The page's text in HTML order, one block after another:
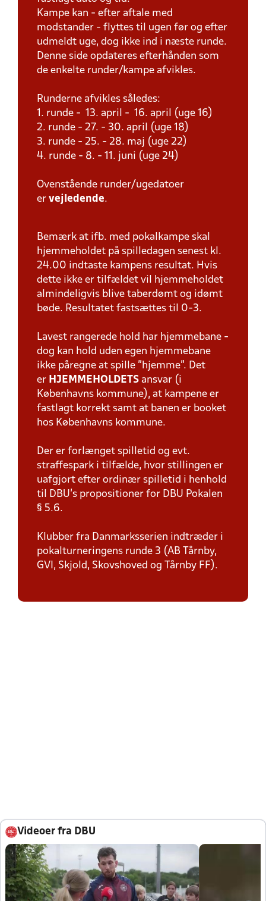
Kampe kan - efter aftale med
modstander - flyttes til ugen før og efter
udmeldt uge, dog ikke ind i næste runde.
Denne side opdateres efterhånden som
de enkelte runder/kampe afvikles.
Runderne afvikles således:
1. runde - 13. april - 16. april (uge 16)
2. runde - 27. - 30. april (uge 18)
3. runde - 25. - 28. maj (uge 22)
4. runde - 8. - 11. juni (uge 24)
Ovenstående runder/ugedatoer
er vejledende.
Bemærk at ifb. med pokalkampe skal
hjemmeholdet på spilledagen senest kl.
24.00 indtaste kampens resultat. Hvis
dette ikke er tilfældet vil hjemmeholdet
almindeligvis blive taberdømt og idømt
bøde. Resultatet fastsættes til 0-3.
Lavest rangerede hold har hjemmebane -
dog kan hold uden egen hjemmebane
ikke påregne at spille "hjemme". Det
er HJEMMEHOLDETS ansvar (i
Københavns kommune), at kampene er
fastlagt korrekt samt at banen er booket
hos Københavns kommune.
Der er forlænget spilletid og evt.
straffespark i tilfælde, hvor stillingen er
uafgjort efter ordinær spilletid i henhold
til DBU's propositioner for DBU Pokalen
§ 5.6.
Klubber fra Danmarksserien indtræder i
pokalturneringens runde 3 (AB Tårnby,
GVI, Skjold, Skovshoved og Tårnby FF).
Videoer fra DBU